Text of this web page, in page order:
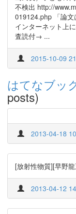
不検出 http://
019124.php 「論
インターネット上
査読付→ ...
2015-10-09
はてなブッ
posts)
2013-04-18
[放射性物質][早野
2013-04-12